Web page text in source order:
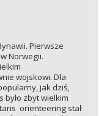
Pierwsze
Norwegii.
wojskowi. Dla
jak dziś,
zbyt wielkim
orienteering stał